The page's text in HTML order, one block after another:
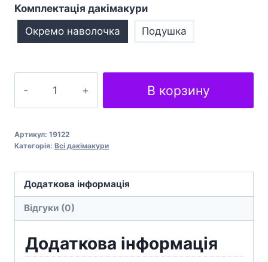
Комплектація дакімакури
Окремо наволочка
Подушка
обіймашка
Fire
Emblem
кількість
В корзину
Артикул: 19122
Категорія: Всі дакімакури
Додаткова інформація
Відгуки (0)
Додаткова інформація